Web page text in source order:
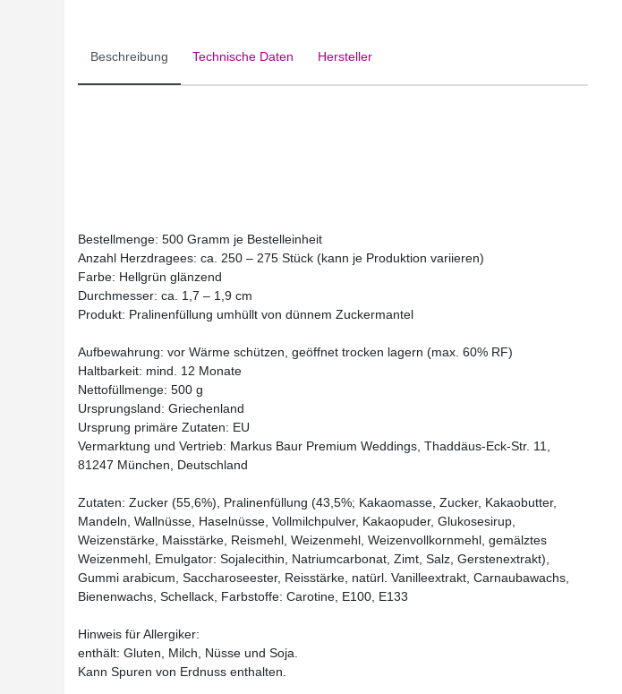
Beschreibung Technische Daten Hersteller
Bestellmenge: 500 Gramm je Bestelleinheit
Anzahl Herzdragees: ca. 250 – 275 Stück (kann je Produktion variieren)
Farbe: Hellgrün glänzend
Durchmesser: ca. 1,7 – 1,9 cm
Produkt: Pralinenfüllung umhüllt von dünnem Zuckermantel
Aufbewahrung: vor Wärme schützen, geöffnet trocken lagern (max. 60% RF)
Haltbarkeit: mind. 12 Monate
Nettofüllmenge: 500 g
Ursprungsland: Griechenland
Ursprung primäre Zutaten: EU
Vermarktung und Vertrieb: Markus Baur Premium Weddings, Thaddäus-Eck-Str. 11,
81247 München, Deutschland
Zutaten: Zucker (55,6%), Pralinenfüllung (43,5%; Kakaomasse, Zucker, Kakaobutter,
Mandeln, Wallnüsse, Haselnüsse, Vollmilchpulver, Kakaopuder, Glukosesirup,
Weizenstärke, Maisstärke, Reismehl, Weizenmehl, Weizenvollkornmehl, gemälztes
Weizenmehl, Emulgator: Sojalecithin, Natriumcarbonat, Zimt, Salz, Gerstenextrakt),
Gummi arabicum, Saccharoseester, Reisstärke, natürl. Vanilleextrakt, Carnaubawachs,
Bienenwachs, Schellack, Farbstoffe: Carotine, E100, E133
Hinweis für Allergiker:
enthält: Gluten, Milch, Nüsse und Soja.
Kann Spuren von Erdnuss enthalten.